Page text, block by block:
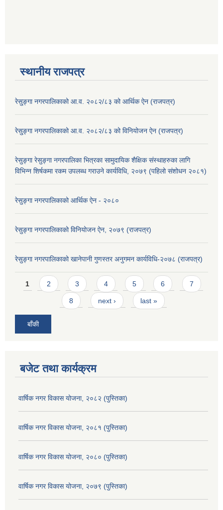
स्थानीय राजपत्र
रेसु्ङ्गा नगरपालिकाको आ.व. २०८२/८३ को आर्थिक ऐन (राजपत्र)
रेसु्ङ्गा नगरपालिकाको आ.व. २०८२/८३ को विनियोजन ऐन (राजपत्र)
रेसुङ्गा रेसुङ्गा नगरपालिका भित्रका सामुदायिक शैक्षिक संस्थाहरुका लागि
विभिन्न शिर्षकमा रकम उपलब्ध गराउने कार्यविधि, २०७९ (पहिलो संशोधन २०८१)
रेसुङ्गा नगरपालिकाको आर्थिक ऐन - २०८०
रेसुङ्गा नगरपालिकाको विनियोजन ऐन, २०७९ (राजपत्र)
रेसुङ्गा नगरपालिकाको खानेपानी गुणस्तर अनुगमन कार्यविधि-२०७८ (राजपत्र)
Pages
1 2 3 4 5 6 7
8 next › last »
बाँकी
बजेट तथा कार्यक्रम
वार्षिक नगर विकास योजना, २०८२ (पुस्तिका)
वार्षिक नगर विकास योजना, २०८१ (पुस्तिका)
वार्षिक नगर विकास योजना, २०८० (पुस्तिका)
वार्षिक नगर विकास योजना, २०७९ (पुस्तिका)